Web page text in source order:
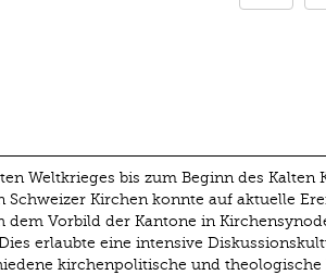
Weltkrieges bis zum Beginn des Kalten
Kirchen konnte auf aktuelle
Vorbild der Kantone in
erlaubte eine intensive
kirchenpolitische und theologische